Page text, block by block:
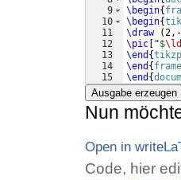
9
10
11
12
13
14
15
\begin{
\begin{
\draw
(
\pic
"$
\end {
\end { frame
\end {
Ausgabe erzeugen
Nun
Open in
Code, hier